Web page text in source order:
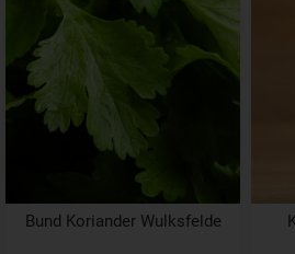
Bund Koriander Wulksfelde